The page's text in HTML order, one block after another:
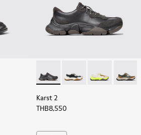
รองเท้ามอคคาซินหนังสีดําสําหรับผู้หญิง
002 Karst 2 - K201836-001 - ร
Karst 2 - K201836-010
Karst 2 -Karst
Karst 2
THB8,550